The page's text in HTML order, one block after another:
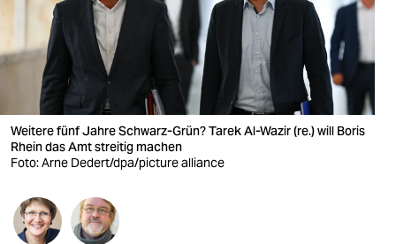
nord
wahrheit
verlag
verlag
veranstaltungen
shop
fragen & hilfe
Weitere fünf Jahre Schwarz-Grün? Tarek Al-Wazir (re.) will Boris
Rhein das Amt streitig machen
Foto: Arne Dedert/dpa/picture alliance